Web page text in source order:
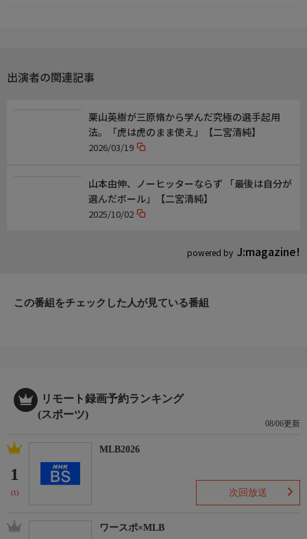
出演者の関連記事
powered by J:magazine!
栗山英樹が三原脩から学んだ究極の選手起用
法。「虎は虎のまま使え」【二宮清純】
2026/03/19
山本由伸、ノーヒッターならず 「最後は自分が
選んだボール」【二宮清純】
2025/10/02
この番組をチェックした人が見ている番組
リモート録画予約ランキング
(スポーツ)
08/06更新
1
(1)
MLB2026
次回放送
ワースポ×MLB